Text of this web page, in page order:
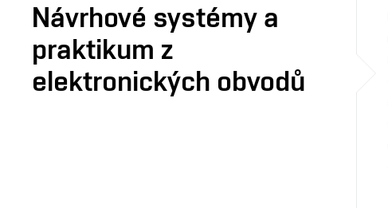
Návrhové systémy a
praktikum z
elektronických obvodů